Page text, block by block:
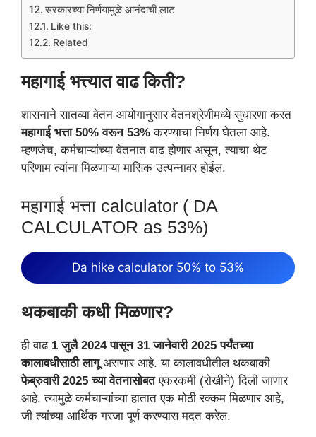
सरकारच्या निर्णयामुळे आनंदाची लाट
Like this:
Related
महागाई भत्त्यात वाढ किती?
शासनाने सातव्या वेतन आयोगानुसार वेतनश्रेणीमध्ये सुधारणा करत
महागाई भत्ता 50% वरून 53% करण्याचा निर्णय घेतला आहे.
म्हणजेच, कर्मचाऱ्यांच्या वेतनात वाढ होणार असून, त्याचा थेट
परिणाम त्यांना मिळणाऱ्या मासिक उत्पन्नावर होईल.
महागाई भत्ता calculator ( DA
CALCULATOR as 53%)
Da hike calculator 50% to 53%
थकबाकी कधी मिळणार?
ही वाढ 1 जुलै 2024 पासून 31 जानेवारी 2025 पर्यंतच्या
कालावधीसाठी लागूअसणार आहे. या कालावधीतील थकबाकी
फेब्रुवारी 2025 च्या वेतनासोबतएकरकमी (रोखीने) दिली जाणार
आहे. त्यामुळे कर्मचाऱ्यांच्या हातात एक मोठी रक्कम मिळणार आहे,
जी त्यांच्या आर्थिक गरजा पूर्ण करण्यास मदत करेल.